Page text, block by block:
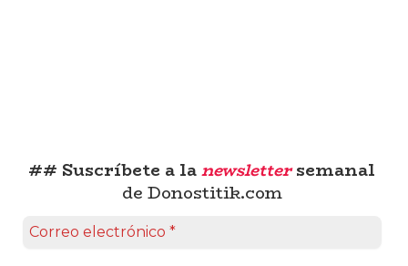
## Suscríbete a lanewslettersemanal
de Donostitik.com